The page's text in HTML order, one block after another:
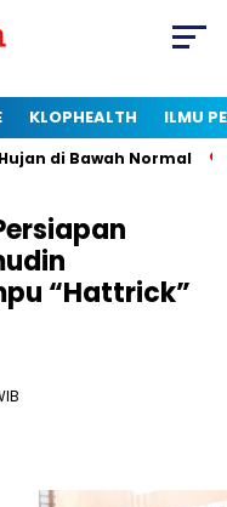
KLOPHEALTH ILMU
Normal Kapan
“Hattrick”